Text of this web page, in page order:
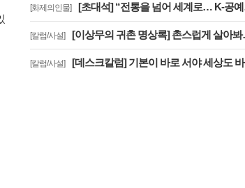
[화제의인물] [초대석] “전통을 넘어 세계로… K-공예를 대한민국 대표 문화브랜드로 키우겠습니다”
[칼럼/사설] [이상무의 귀촌 명상록] 촌스럽게 살아봐요, 우리
[칼럼/사설] [데스크칼럼] 기본이 바로 서야 세상도 바로 선다